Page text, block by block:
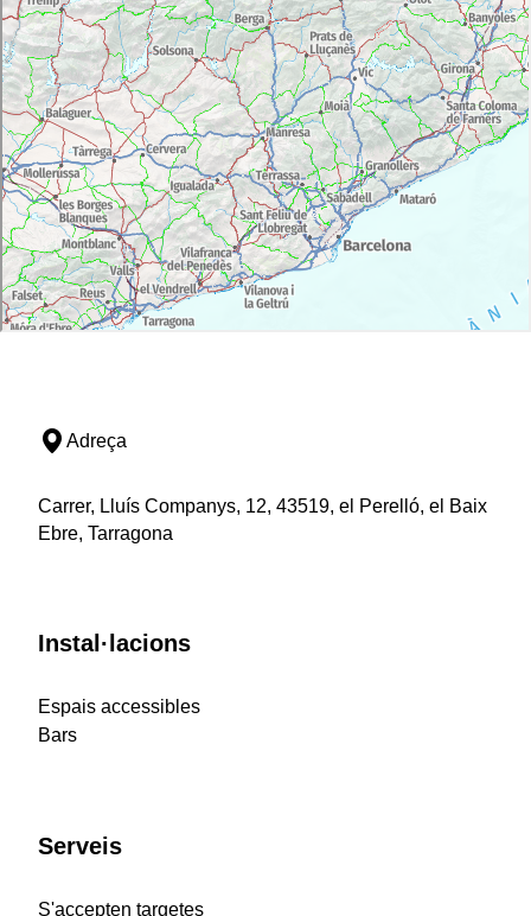
Adreça
Carrer, Lluís Companys, 12, 43519, el Perelló, el Baix
Ebre, Tarragona
Instal·lacions
Espais accessibles
Bars
Serveis
S'accepten targetes